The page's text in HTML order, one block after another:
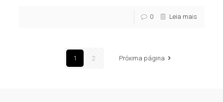
0 Leia mais
1 2 Próxima página